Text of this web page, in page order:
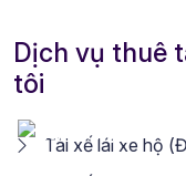
Dịch vụ thuê
tôi
Tài xế lái xe hộ